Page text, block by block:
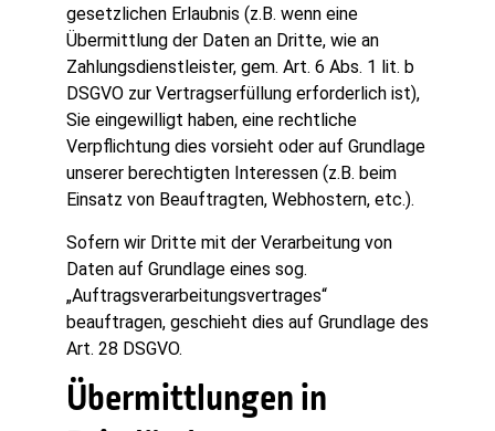
gesetzlichen Erlaubnis (z.B. wenn eine
Übermittlung der Daten an Dritte, wie an
Zahlungsdienstleister, gem. Art. 6 Abs. 1 lit. b
DSGVO zur Vertragserfüllung erforderlich ist),
Sie eingewilligt haben, eine rechtliche
Verpflichtung dies vorsieht oder auf Grundlage
unserer berechtigten Interessen (z.B. beim
Einsatz von Beauftragten, Webhostern, etc.).
Sofern wir Dritte mit der Verarbeitung von
Daten auf Grundlage eines sog.
„Auftragsverarbeitungsvertrages“
beauftragen, geschieht dies auf Grundlage des
Art. 28 DSGVO.
Übermittlungen in